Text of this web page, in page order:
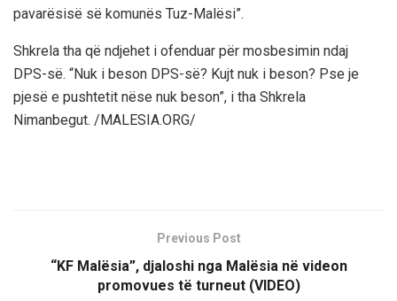
pavarësisë së komunës Tuz-Malësi”.
Shkrela tha që ndjehet i ofenduar për mosbesimin ndaj
DPS-së. “Nuk i beson DPS-së? Kujt nuk i beson? Pse je
pjesë e pushtetit nëse nuk beson”, i tha Shkrela
Nimanbegut. /MALESIA.ORG/
Previous Post
“KF Malësia”, djaloshi nga Malësia në videon
promovues të turneut (VIDEO)